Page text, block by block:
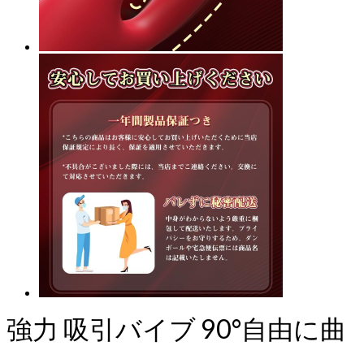
強力 吸引バイブ 90°自由に曲